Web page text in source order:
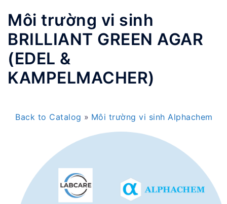
Môi trường vi sinh
BRILLIANT GREEN AGAR
(EDEL &
KAMPELMACHER)
Back to Catalog Môi trường vi sinh Alphachem